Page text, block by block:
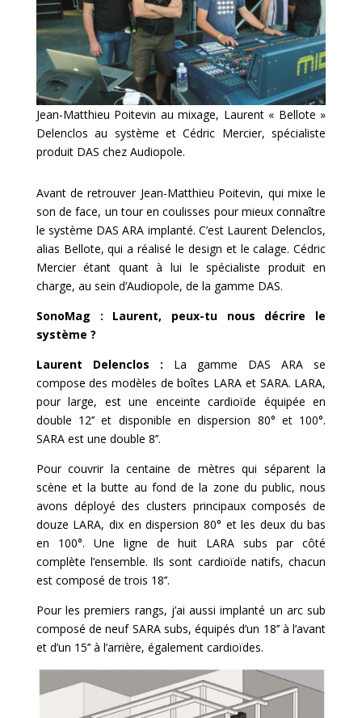
Jean-Matthieu Poitevin au mixage, Laurent « Bellote »
Delenclos au système et Cédric Mercier, spécialiste
produit DAS chez Audiopole.
Avant de retrouver Jean-Matthieu Poitevin, qui mixe le
son de face, un tour en coulisses pour mieux connaître
le système DAS ARA implanté. C’est Laurent Delenclos,
alias Bellote, qui a réalisé le design et le calage. Cédric
Mercier étant quant à lui le spécialiste produit en
charge, au sein d’Audiopole, de la gamme DAS.
SonoMag : Laurent, peux-tu nous décrire le
système ?
Laurent Delenclos : La gamme DAS ARA se
compose des modèles de boîtes LARA et SARA. LARA,
pour large, est une enceinte cardioïde équipée en
double 12’’ et disponible en dispersion 80° et 100°.
SARA est une double 8’’.
Pour couvrir la centaine de mètres qui séparent la
scène et la butte au fond de la zone du public, nous
avons déployé des clusters principaux composés de
douze LARA, dix en dispersion 80° et les deux du bas
en 100°. Une ligne de huit LARA subs par côté
complète l’ensemble. Ils sont cardioïde natifs, chacun
est composé de trois 18’’.
Pour les premiers rangs, j’ai aussi implanté un arc sub
composé de neuf SARA subs, équipés d’un 18’’ à l’avant
et d’un 15’’ à l’arrière, également cardioïdes.